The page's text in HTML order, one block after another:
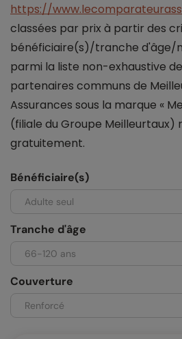
https://
classées par prix à partir des
bénéficiaire(s)/tranche d'âge/
parmi la liste non-exhaustive
partenaires communs de
Assurances sous la marque «
(filiale du Groupe Meilleurtaux)
gratuitement.
Bénéficiaire(s)
Tranche d'âge
Couverture